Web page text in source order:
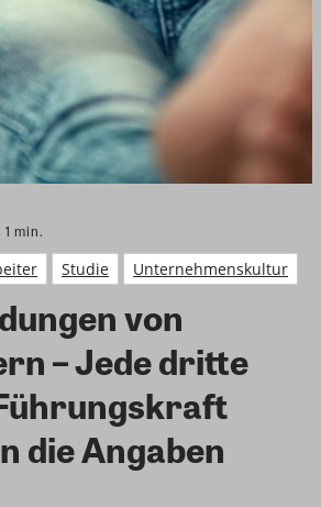
min.
Studie Unternehmenskultur
von
– Jede dritte
die Angaben